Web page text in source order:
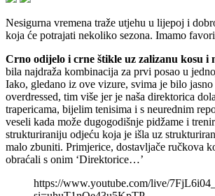
Nesigurna vremena traže utjehu u lijepoj i
koja će potrajati nekoliko sezona. Imamo
Crno odijelo i crne štikle uz zalizanu kosu i
bila najdraža kombinacija za prvi posao u
Iako, gledano iz ove vizure, svima je bilo
overdressed, tim više jer je naša direktorica
trapericama, bijelim tenisima i s neurednim
veseli kada može dugogodišnje pidžame i
strukturiraniju odjeću koja je išla uz
malo zbuniti. Primjerice, dostavljače ručkova
obraćali s onim ‘Direktorice…’
https://www.youtube.com/live/